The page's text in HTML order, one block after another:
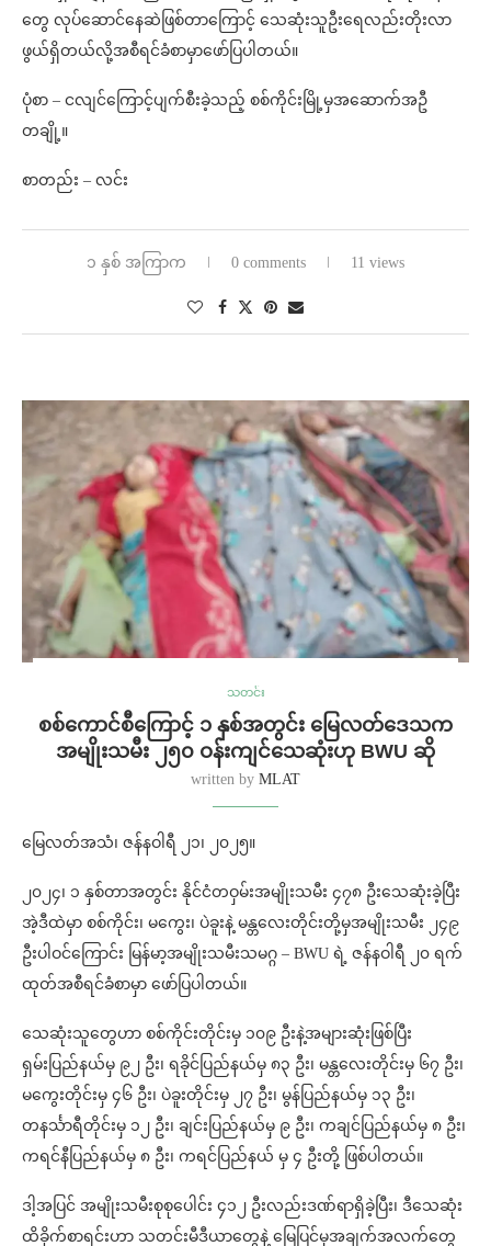
တွေ လုပ်ဆောင်နေဆဲဖြစ်တာကြောင့် သေဆုံးသူဦးရေလည်းတိုးလာ
ဖွယ်ရှိတယ်လို့အစီရင်ခံစာမှာဖော်ပြပါတယ်။
ပုံစာ – ငလျင်ကြောင့်ပျက်စီးခဲ့သည့် စစ်ကိုင်းမြို့မှအဆောက်အဦ
တချို့။
စာတည်း – လင်း
၁ နှစ် အကြာက 0 comments 11 views
သတင်း
စစ်ကောင်စီကြောင့် ၁ နှစ်အတွင်း မြေလတ်ဒေသက
အမျိုးသမီး ၂၅၀ ဝန်းကျင်သေဆုံးဟု BWU ဆို
written by MLAT
မြေလတ်အသံ၊ ဇန်နဝါရီ ၂၁၊ ၂၀၂၅။
၂၀၂၄၊ ၁ နှစ်တာအတွင်း နိုင်ငံတဝှမ်းအမျိုးသမီး ၄၇၈ ဦးသေဆုံးခဲ့ပြီး
အဲ့ဒီထဲမှာ စစ်ကိုင်း၊ မကွေး၊ ပဲခူးနဲ့ မန္တလေးတိုင်းတို့မှအမျိုးသမီး ၂၄၉
ဦးပါဝင်ကြောင်း မြန်မာ့အမျိုးသမီးသမဂ္ဂ – BWU ရဲ့ ဇန်နဝါရီ ၂၀ ရက်
ထုတ်အစီရင်ခံစာမှာ ဖော်ပြပါတယ်။
သေဆုံးသူတွေဟာ စစ်ကိုင်းတိုင်းမှ ၁၀၉ ဦးနဲ့အများဆုံးဖြစ်ပြီး
ရှမ်းပြည်နယ်မှ ၉၂ ဦး၊ ရခိုင်ပြည်နယ်မှ ၈၃ ဦး၊ မန္တလေးတိုင်းမှ ၆၇ ဦး၊
မကွေးတိုင်းမှ ၄၆ ဦး၊ ပဲခူးတိုင်းမှ ၂၇ ဦး၊ မွန်ပြည်နယ်မှ ၁၃ ဦး၊
တနင်္သာရီတိုင်းမှ ၁၂ ဦး၊ ချင်းပြည်နယ်မှ ၉ ဦး၊ ကချင်ပြည်နယ်မှ ၈ ဦး၊
ကရင်နီပြည်နယ်မှ ၈ ဦး၊ ကရင်ပြည်နယ် မှ ၄ ဦးတို့ ဖြစ်ပါတယ်။
ဒါ့အပြင် အမျိုးသမီးစုစုပေါင်း ၄၁၂ ဦးလည်းဒဏ်ရာရှိခဲ့ပြီး၊ ဒီသေဆုံး
ထိခိုက်စာရင်းဟာ သတင်းမီဒီယာတွေနဲ့ မြေပြင်မှအချက်အလက်တွေ